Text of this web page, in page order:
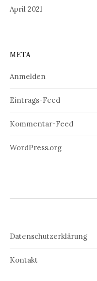
April 2021
META
Anmelden
Eintrags-Feed
Kommentar-Feed
WordPress.org
Datenschutzerklärung
Kontakt